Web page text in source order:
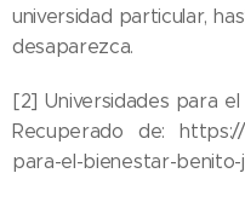
universidad particular,
desaparezca.
[2] Universidades para
Recuperado de: https://
para-el-bienestar-